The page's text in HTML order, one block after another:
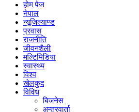
होम पेज
नेपाल
न्यूजिल्याण्ड
प्रवास
राजनीति
जीवनशैली
मल्टिमिडिया
स्वास्थ्य
विश्व
खेलकुद
विविध
बिजनेस
अन्तरवार्ता